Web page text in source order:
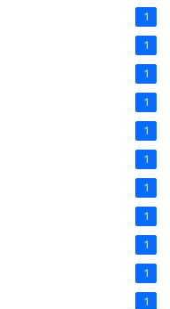
1
1
1
1
1
1
1
1
1
1
1